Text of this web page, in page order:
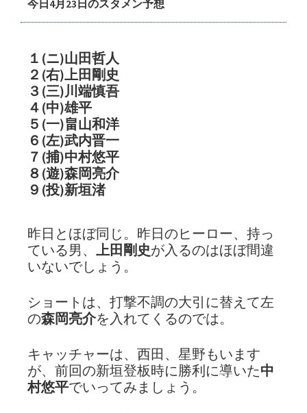
り
言
記
今日4月23日のスタメン予想
１(ニ)山田哲人
２(右)上田剛史
３(三)川端慎吾
４(中)雄平
５(一)畠山和洋
６(左)武内晋一
７(捕)中村悠平
８(遊)森岡亮介
９(投)新垣渚
昨日とほぼ同じ。昨日のヒーロー、持っ
ている男、 上田剛史が入るのはほぼ間違
いないでしょう。
ショートは、打撃不調の大引に替えて左
の森岡亮介を入れてくるのでは。
キャッチャーは、西田、星野もいます
が、前回の新垣登板時に勝利に導いた中
村悠平でいってみましょう。